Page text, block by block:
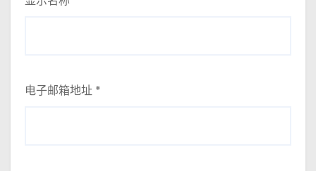
电子邮箱地址 *